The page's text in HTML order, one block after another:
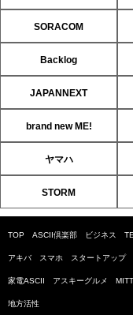
SORACOM
Backlog
JAPANNEXT
brand new ME!
ヤマハ
STORM
TOP ASCII倶楽部 ビジネス
アキバ スマホ スタートアップ
家電ASCII アスキーグルメ
地方活性